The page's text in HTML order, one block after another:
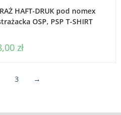
OPCJE
HAFT-DRUK pod nomex
OSP, PSP T-SHIRT
zł
3 →